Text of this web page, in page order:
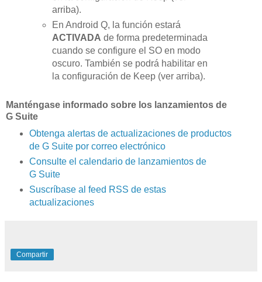
arriba).
En Android Q, la función estará
ACTIVADA de forma predeterminada
cuando se configure el SO en modo
oscuro. También se podrá habilitar en
la configuración de Keep (ver arriba).
Manténgase informado sobre los lanzamientos de
G Suite
Obtenga alertas de actualizaciones de productos
de G Suite por correo electrónico
Consulte el calendario de lanzamientos de
G Suite
Suscríbase al feed RSS de estas
actualizaciones
Compartir